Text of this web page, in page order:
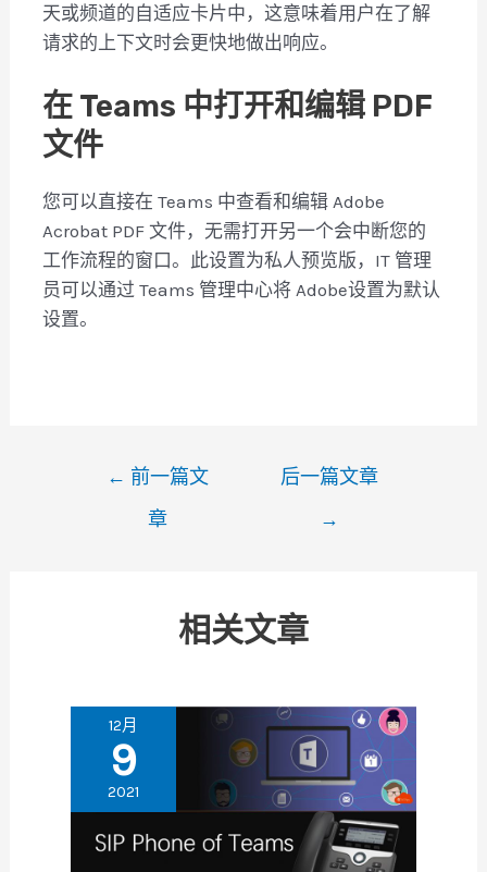
天或频道的自适应卡片中，这意味着用户在了解
请求的上下文时会更快地做出响应。
在 Teams 中打开和编辑 PDF
文件
您可以直接在 Teams 中查看和编辑 Adobe
Acrobat PDF 文件，无需打开另一个会中断您的
工作流程的窗口。此设置为私人预览版，IT 管理
员可以通过 Teams 管理中心将 Adobe设置为默认
设置。
← 前一篇文
章
后一篇文章
→
相关文章
12月
9
2021